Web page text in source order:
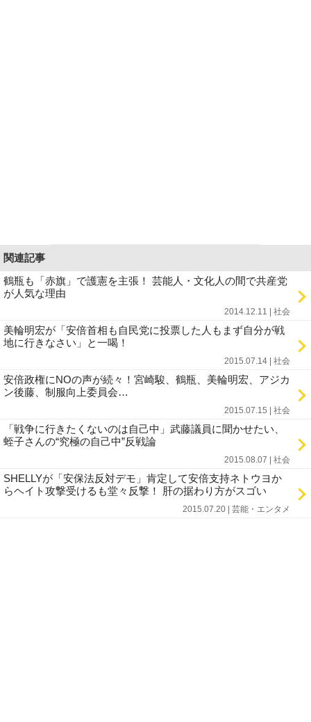
関連記事
鶴瓶も「赤旗」で護憲を主張！ 芸能人・文化人の間で共産党
が人気な理由
2014.12.11 | 社会
美輪明宏が「安倍首相も自民党に投票した人もまず自分が戦
地に行きなさい」と一喝！
2015.07.14 | 社会
安倍政権にNOの声が続々！宮崎駿、鶴瓶、美輪明宏、アジカ
ン後藤、制服向上委員会…
2015.07.15 | 社会
「戦争に行きたくないのは自己中」武藤議員に聞かせたい、
蛭子さんの“究極の自己中”反戦論
2015.08.07 | 社会
SHELLYが「安保法反対デモ」肯定して安倍支持ネトウヨか
らヘイト攻撃受けるも堂々反撃！ 肝の据わり方がスゴい
2015.07.20 | 芸能・エンタメ